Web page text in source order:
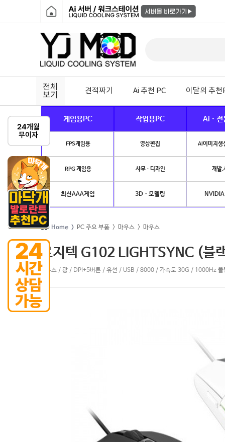
전체
보기
견적짜기 Ai 추천 PC 이달의 추천
게임용PC 작업용PC Ai · 전
FPS게임용 영상편집 AI이미지생
RPG 게임용 사무 · 디자인 개발.
최신AAA게임 3D · 모델링
Home > PC 주요 부품 > 마우스 > 마우스
로지텍 G102 LIGHTSYNC (블
마우스 / 광 / DPI+5버튼 / 유선 / USB / 8000 / 가속도 30G / 1000Hz